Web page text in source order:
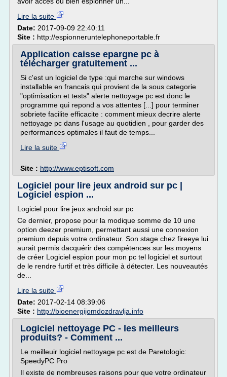
Lire la suite
Date: 2017-09-09 22:40:11
Site : http://espionneruntelephoneportable.fr
Application caisse epargne pc à
télécharger gratuitement ...
Si c'est un logiciel de type :qui marche sur windows
installable en francais qui provient de la sous categorie
"optimisation et tests" alerte nettoyage pc est donc le
programme qui repond a vos attentes [...] pour terminer
sobriete facilite efficacite : comment mieux decrire alerte
nettoyage pc dans l'usage au quotidien , pour garder des
performances optimales il faut de temps...
Lire la suite
Site : http://www.eptisoft.com
Logiciel pour lire jeux android sur pc |
Logiciel espion ...
Logiciel pour lire jeux android sur pc
Ce dernier, propose pour la modique somme de 10 une
option deezer premium, permettant aussi une connexion
premium depuis votre ordinateur. Son stage chez fireeye lui
aurait permis dacquérir des compétences sur les moyens
de créer Logiciel espion pour mon pc tel logiciel et surtout
de le rendre furtif et très difficile à détecter. Les nouveautés
de...
Lire la suite
Date: 2017-02-14 08:39:06
Site : http://bioenergijomdozdravlja.info
Logiciel nettoyage PC - les meilleurs
produits? - Comment ...
Le meilleuir logiciel nettoyage pc est de Paretologic:
SpeedyPC Pro
Il existe de nombreuses raisons pour que votre ordinateur